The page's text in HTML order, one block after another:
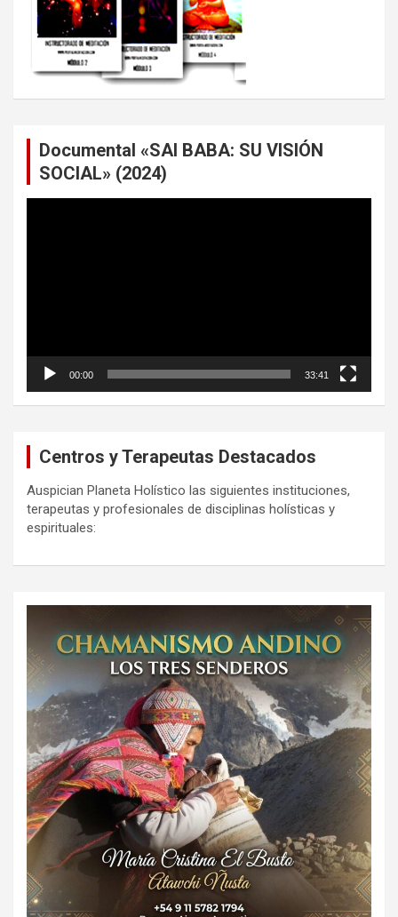
Documental «SAI BABA: SU VISIÓN
SOCIAL» (2024)
00:00 33:41
Centros y Terapeutas Destacados
Auspician Planeta Holístico las siguientes instituciones,
terapeutas y profesionales de disciplinas holísticas y
espirituales: